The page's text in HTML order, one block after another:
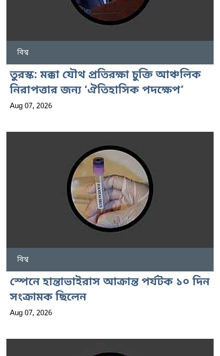
বিশ্ব
তুরস্ক: মক্কা যৌথ প্রতিরক্ষা চুক্তি আঞ্চলিক
নিরাপত্তার জন্য ‘ঐতিহাসিক পদক্ষেপ’
Aug 07, 2026
বিশ্ব
স্পেনে হান্তাভাইরাস আক্রান্ত পর্যটক ১০ দিন
সংক্রামক ছিলেন
Aug 07, 2026